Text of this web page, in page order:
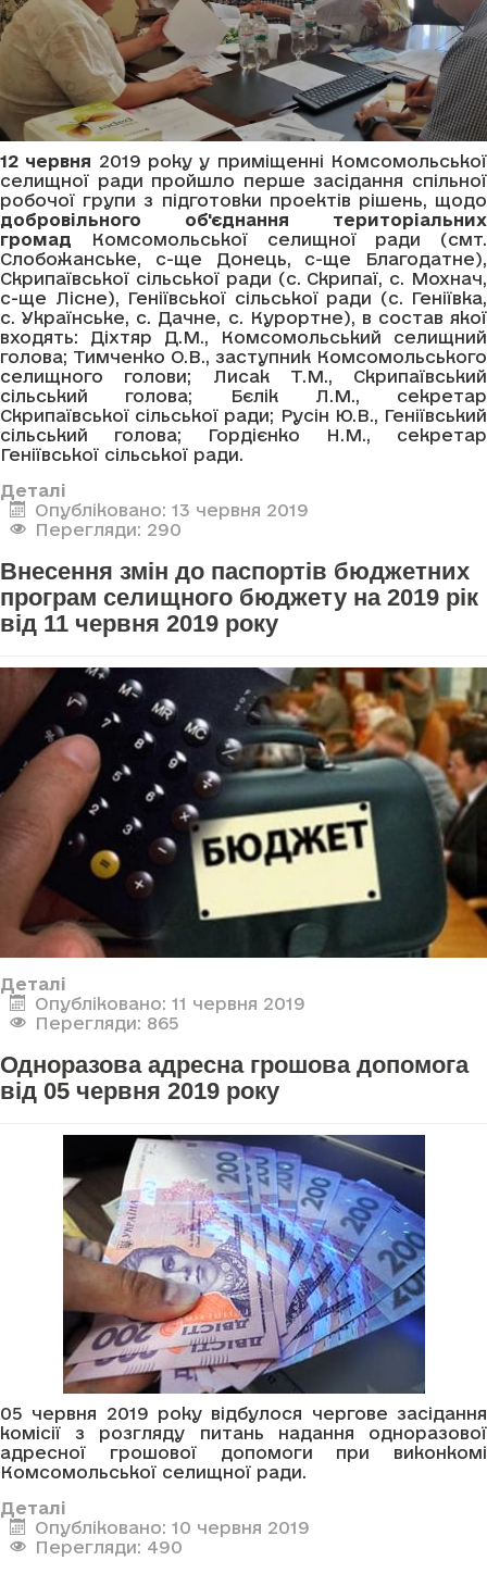
12 червня 2019 року у приміщенні Комсомольської
селищної ради пройшло перше засідання спільної
робочої групи з підготовки проектів рішень, щодо
добровільного об'єднання територіальних
громад Комсомольської селищної ради (смт.
Слобожанське, с-ще Донець, с-ще Благодатне),
Скрипаївської сільської ради (с. Скрипаї, с. Мохнач,
с-ще Лісне), Геніївської сільської ради (с. Геніївка,
с. Українське, с. Дачне, с. Курортне), в состав якої
входять: Діхтяр Д.М., Комсомольський селищний
голова; Тимченко О.В., заступник Комсомольського
селищного голови; Лисак Т.М., Скрипаївський
сільський голова; Бєлік Л.М., секретар
Скрипаївської сільської ради; Русін Ю.В., Геніївський
сільський голова; Гордієнко Н.М., секретар
Геніївської сільської ради.
Деталі
Опубліковано: 13 червня 2019
Перегляди: 290
Внесення змін до паспортів бюджетних
програм селищного бюджету на 2019 рік
від 11 червня 2019 року
Деталі
Опубліковано: 11 червня 2019
Перегляди: 865
Одноразова адресна грошова допомога
від 05 червня 2019 року
05 червня 2019 року відбулося чергове засідання
комісії з розгляду питань надання одноразової
адресної грошової допомоги при виконкомі
Комсомольської селищної ради.
Деталі
Опубліковано: 10 червня 2019
Перегляди: 490